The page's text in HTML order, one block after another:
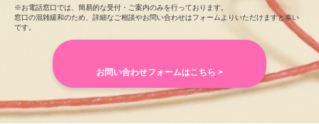
※お電話窓口では、簡易的な受付・ご案内のみを行っております。
窓口の混雑緩和のため、詳細なご相談やお問い合わせはフォームよりいただけますと幸い
です。
お問い合わせフォームはこちら >